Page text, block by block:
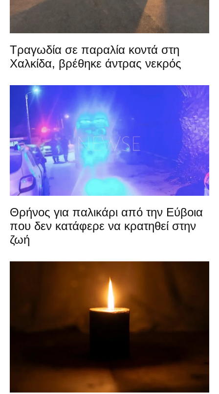
Τραγωδία σε παραλία κοντά στη
Χαλκίδα, βρέθηκε άντρας νεκρός
Θρήνος για παλικάρι από την Εύβοια
που δεν κατάφερε να κρατηθεί στην
ζωή